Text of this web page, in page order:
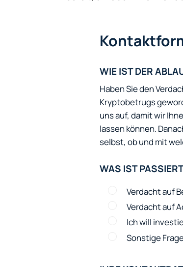
WIE IST DER
Haben Sie den
Kryptobetrugs
uns auf, damit wir
lassen können.
selbst, ob und mit
WAS IST
Verdacht auf
Verdacht auf
Ich will
Sonstige